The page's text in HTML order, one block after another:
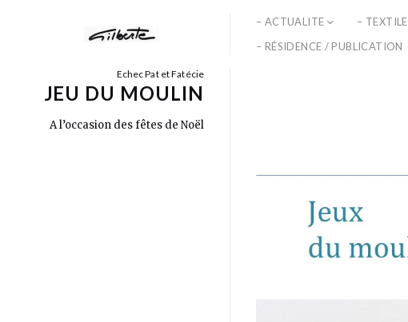
– ACTUALITE – TEXTILE
– RÉSIDENCE / PUBLICATION
Echec Pat et Fatécie
JEU DU MOULIN
A l’occasion des fêtes de Noël